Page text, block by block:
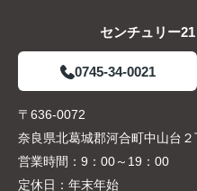
センチュリー
0745-34-0021
〒636-0072
奈良県北葛城郡河合町中山台
営業時間： 9：00～19：00
定休日： 年末年始